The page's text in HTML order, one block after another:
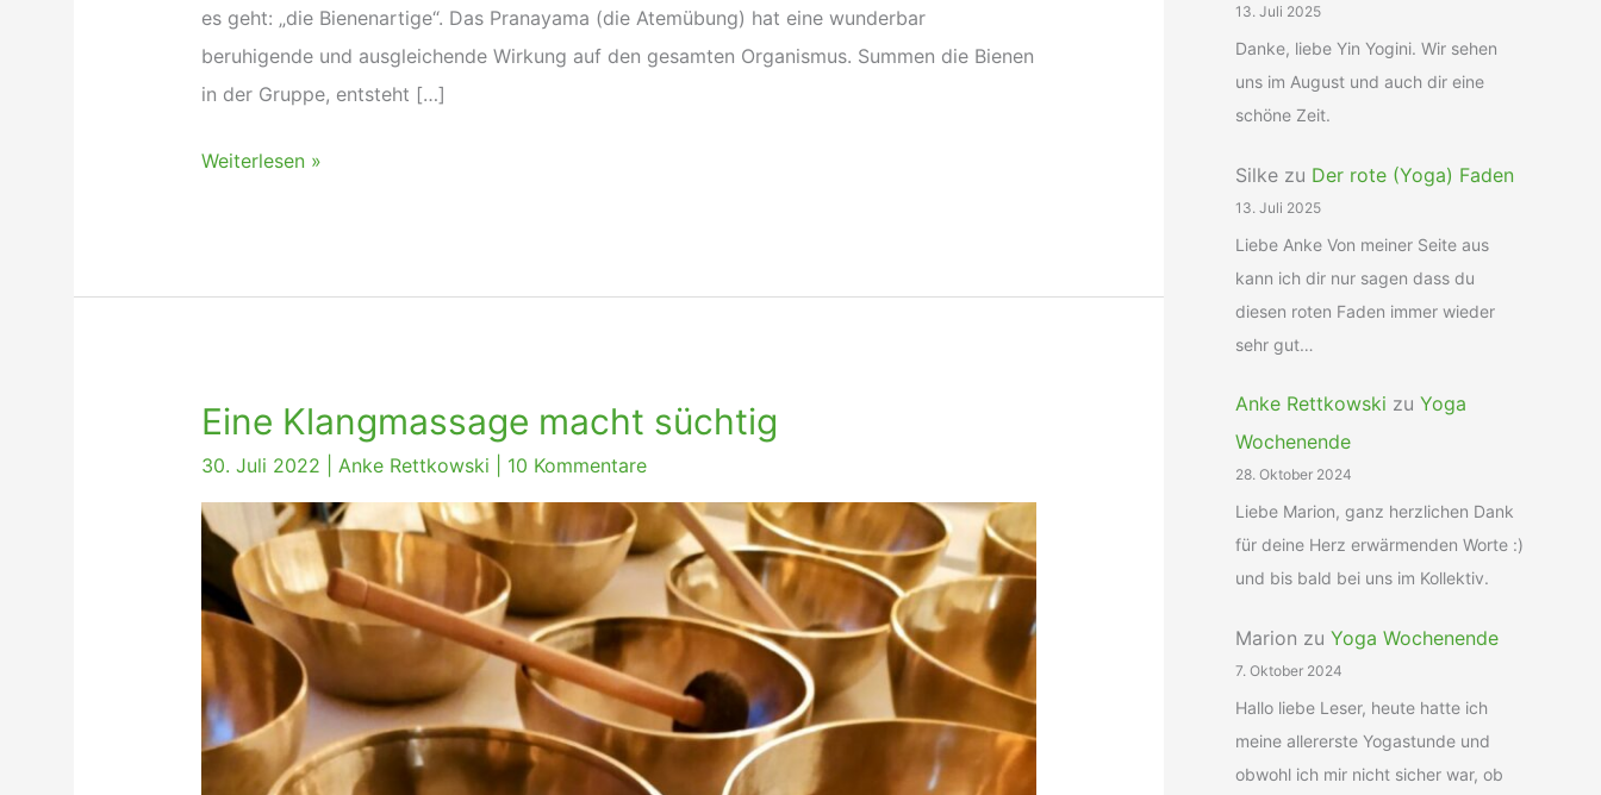
es geht: „die Bienenartige“. Das Pranayama (die Atemübung) hat eine wunderbar
beruhigende und ausgleichende Wirkung auf den gesamten Organismus. Summen die Bienen
in der Gruppe, entsteht […]
Bhramari(n)
Weiterlesen »
Eine Klangmassage macht süchtig
30. Juli 2022 Anke Rettkowski 10 Kommentare
13. Juli 2025
Danke, liebe Yin Yogini. Wir sehen
uns im August und auch dir eine
schöne Zeit.
Silke zu Der rote (Yoga) Faden
13. Juli 2025
Liebe Anke Von meiner Seite aus
kann ich dir nur sagen dass du
diesen roten Faden immer wieder
sehr gut…
Anke Rettkowski zu Yoga
Wochenende
28. Oktober 2024
Liebe Marion, ganz herzlichen Dank
für deine Herz erwärmenden Worte :)
und bis bald bei uns im Kollektiv.
Marion zu Yoga Wochenende
7. Oktober 2024
Hallo liebe Leser, heute hatte ich
meine allererste Yogastunde und
obwohl ich mir nicht sicher war, ob